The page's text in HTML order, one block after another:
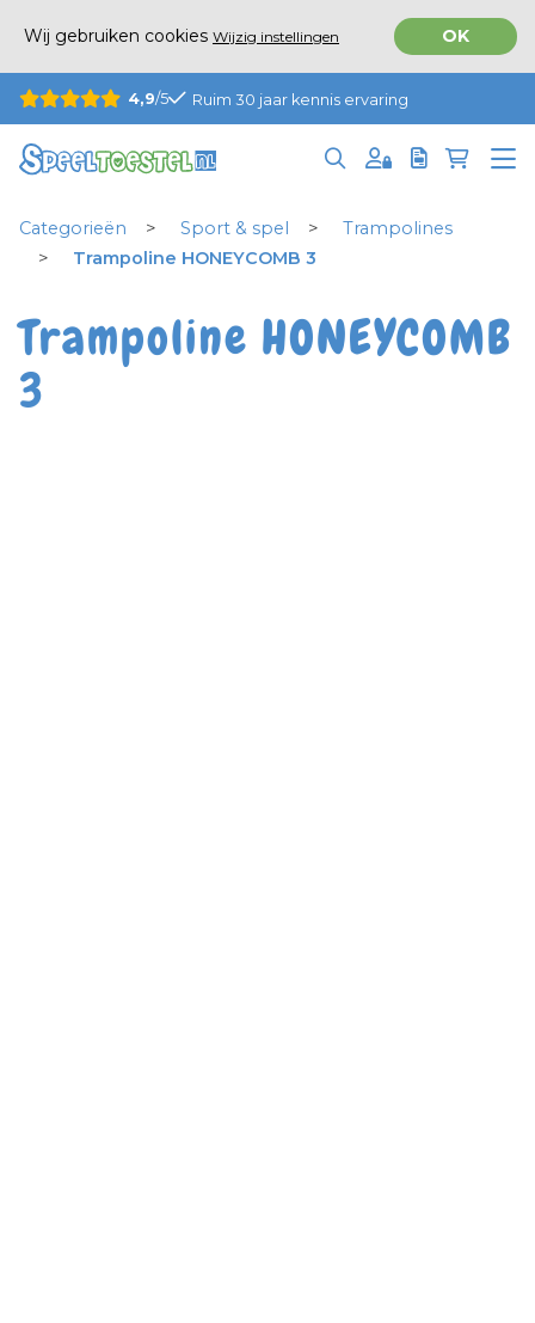
4,9/5 Ruim 30 jaar kennis ervaring
Categorieën Sport & spel
Trampolines
Trampoline HONEYCOMB 3
Trampoline HONEYCOMB
3
Wij gebruiken cookies Wijzig instellingen OK